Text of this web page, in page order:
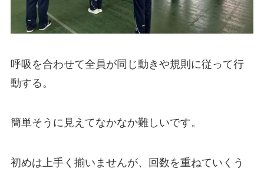
呼吸を合わせて全員が同じ動きや規則に従って行
動する。
簡単そうに見えてなかなか難しいです。
初めは上手く揃いませんが、回数を重ねていくう